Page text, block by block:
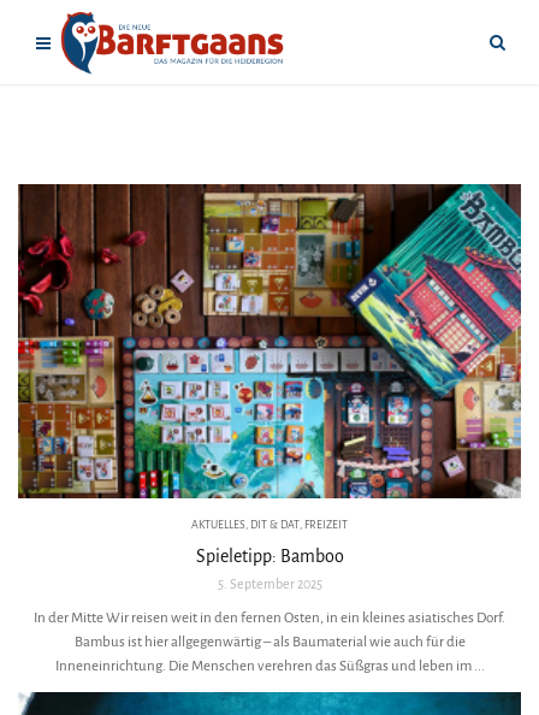
AKTUELLES, DIT & DAT, FREIZEIT
Spieletipp: Bamboo
5. September 2025
In der Mitte Wir reisen weit in den fernen Osten, in ein kleines asiatisches Dorf.
Bambus ist hier allgegenwärtig – als Baumaterial wie auch für die
Inneneinrichtung. Die Menschen verehren das Süßgras und leben im ...